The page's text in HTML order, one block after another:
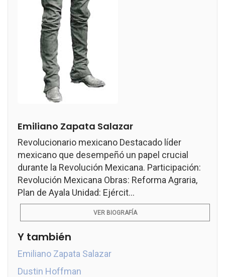
Emiliano Zapata Salazar
Revolucionario mexicano Destacado líder
mexicano que desempeñó un papel crucial
durante la Revolución Mexicana. Participación:
Revolución Mexicana Obras: Reforma Agraria,
Plan de Ayala Unidad: Ejércit...
VER BIOGRAFÍA
Y también
Emiliano Zapata Salazar
Dustin Hoffman